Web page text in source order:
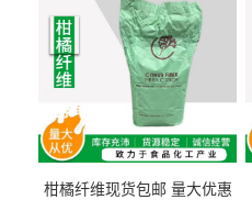
柑橘纤维现货包邮 量大优惠